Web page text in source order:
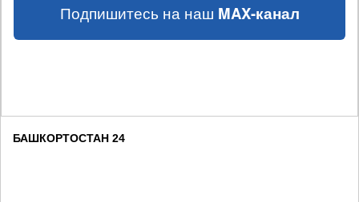
Подпишитесь на наш MAX-канал
БАШКОРТОСТАН 24